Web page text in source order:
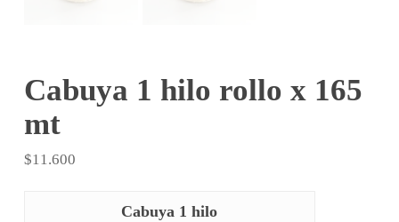
Cabuya 1 hilo rollo x 165
mt
$11.600
Cabuya 1 hilo